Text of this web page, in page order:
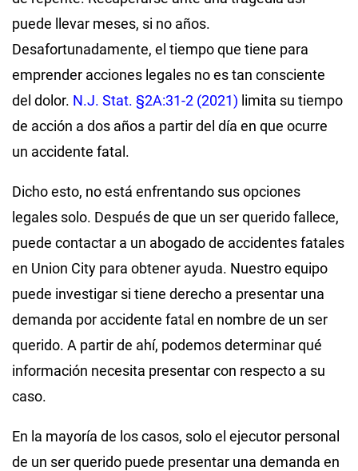
puede llevar meses, si no años.
Desafortunadamente, el tiempo que tiene para
emprender acciones legales no es tan consciente
del dolor. N.J. Stat. §2A:31-2 (2021) limita su tiempo
de acción a dos años a partir del día en que ocurre
un accidente fatal.
Dicho esto, no está enfrentando sus opciones
legales solo. Después de que un ser querido fallece,
puede contactar a un abogado de accidentes fatales
en Union City para obtener ayuda. Nuestro equipo
puede investigar si tiene derecho a presentar una
demanda por accidente fatal en nombre de un ser
querido. A partir de ahí, podemos determinar qué
información necesita presentar con respecto a su
caso.
En la mayoría de los casos, solo el ejecutor personal
de un ser querido puede presentar una demanda en